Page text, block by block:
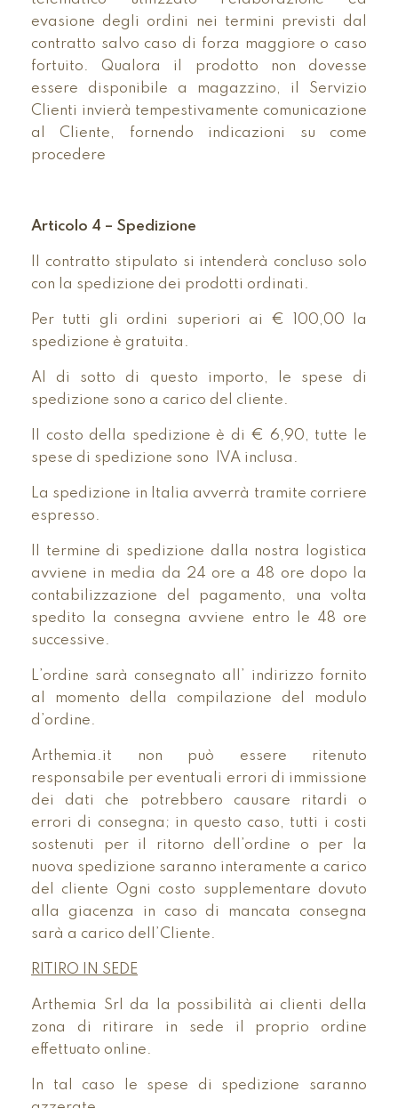
evasione degli ordini nei termini previsti dal
contratto salvo caso di forza maggiore o caso
fortuito. Qualora il prodotto non dovesse
essere disponibile a magazzino, il Servizio
Clienti invierà tempestivamente comunicazione
al Cliente, fornendo indicazioni su come
procedere
Articolo 4 – Spedizione
Il contratto stipulato si intenderà concluso solo
con la spedizione dei prodotti ordinati.
Per tutti gli ordini superiori ai € 100,00 la
spedizione è gratuita.
Al di sotto di questo importo, le spese di
spedizione sono a carico del cliente.
Il costo della spedizione è di € 6,90, tutte le
spese di spedizione sono IVA inclusa.
La spedizione in Italia avverrà tramite corriere
espresso.
Il termine di spedizione dalla nostra logistica
avviene in media da 24 ore a 48 ore dopo la
contabilizzazione del pagamento, una volta
spedito la consegna avviene entro le 48 ore
successive.
L’ordine sarà consegnato all’ indirizzo fornito
al momento della compilazione del modulo
d’ordine.
Arthemia.it non può essere ritenuto
responsabile per eventuali errori di immissione
dei dati che potrebbero causare ritardi o
errori di consegna; in questo caso, tutti i costi
sostenuti per il ritorno dell’ordine o per la
nuova spedizione saranno interamente a carico
del cliente Ogni costo supplementare dovuto
alla giacenza in caso di mancata consegna
sarà a carico dell’Cliente.
RITIRO IN SEDE
Arthemia Srl da la possibilità ai clienti della
zona di ritirare in sede il proprio ordine
effettuato online.
In tal caso le spese di spedizione saranno